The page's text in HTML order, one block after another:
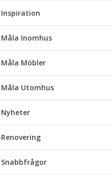
Inspiration
Måla Inomhus
Måla Möbler
Måla Utomhus
Nyheter
Renovering
Snabbfrågor